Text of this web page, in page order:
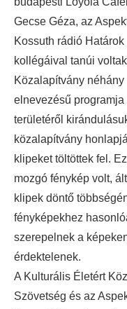
Gecse Géza, az
Kossuth rádió
kollégáival tanúi
Közalapítvány
elnevezésű
területéről
közalapítvány
klipeket töltöttek fel.
mozgó fénykép volt,
klipek döntő
fényképekhez
szerepelnek a
érdektelenek.
A Kulturális Életért
Szövetség és az